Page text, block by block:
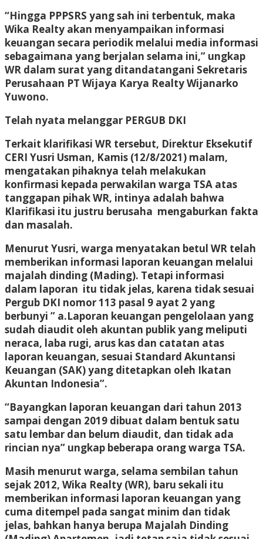
“Hingga PPPSRS yang sah ini terbentuk, maka
Wika Realty akan menyampaikan informasi
keuangan secara periodik melalui media informasi
sebagaimana yang berjalan selama ini,” ungkap
WR dalam surat yang ditandatangani Sekretaris
Perusahaan PT Wijaya Karya Realty Wijanarko
Yuwono.
Telah nyata melanggar PERGUB DKI
Terkait klarifikasi WR tersebut, Direktur Eksekutif
CERI Yusri Usman, Kamis (12/8/2021) malam,
mengatakan pihaknya telah melakukan
konfirmasi kepada perwakilan warga TSA atas
tanggapan pihak WR, intinya adalah bahwa
Klarifikasi itu justru berusaha mengaburkan fakta
dan masalah.
Menurut Yusri, warga menyatakan betul WR telah
memberikan informasi laporan keuangan melalui
majalah dinding (Mading). Tetapi informasi
dalam laporan itu tidak jelas, karena tidak sesuai
Pergub DKI nomor 113 pasal 9 ayat 2 yang
berbunyi ” a.Laporan keuangan pengelolaan yang
sudah diaudit oleh akuntan publik yang meliputi
neraca, laba rugi, arus kas dan catatan atas
laporan keuangan, sesuai Standard Akuntansi
Keuangan (SAK) yang ditetapkan oleh Ikatan
Akuntan Indonesia”.
“Bayangkan laporan keuangan dari tahun 2013
sampai dengan 2019 dibuat dalam bentuk satu
satu lembar dan belum diaudit, dan tidak ada
rincian nya” ungkap beberapa orang warga TSA.
Masih menurut warga, selama sembilan tahun
sejak 2012, Wika Realty (WR), baru sekali itu
memberikan informasi laporan keuangan yang
cuma ditempel pada sangat minim dan tidak
jelas, bahkan hanya berupa Majalah Dinding